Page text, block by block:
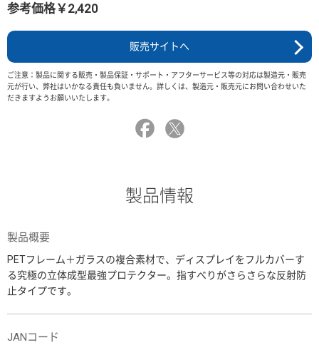
参考価格￥2,420
販売サイトへ
ご注意：製品に関する販売・製品保証・サポート・アフターサービス等の対応は製造元・販売
元が行い、弊社はいかなる責任も負いません。詳しくは、製造元・販売元にお問い合わせいた
だきますようお願いいたします。
製品情報
製品概要
PETフレーム＋ガラスの複合素材で、ディスプレイをフルカバーす
る究極の立体成型最強プロテクター。指すべりがさらさらな反射防
止タイプです。
JANコード